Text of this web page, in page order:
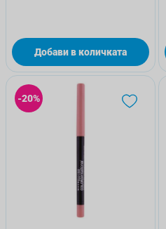
Добави в количката
-20%